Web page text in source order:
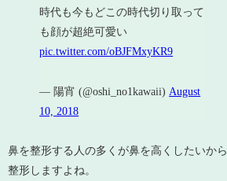
時代も今もどこの時代切り取って
も顔が超絶可愛い
pic.twitter.com/oBJFMxyKR9
— 陽宵 (@oshi_no1kawaii) August
10, 2018
鼻を整形する人の多くが鼻を高くしたいから
整形しますよね。